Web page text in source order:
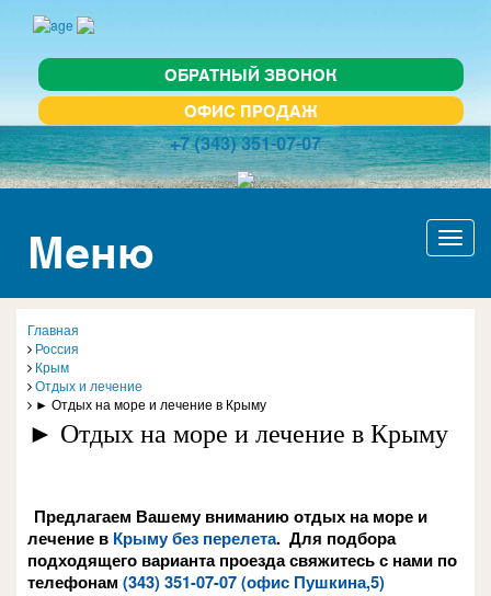
ОБРАТНЫЙ ЗВОНОК
ОФИС ПРОДАЖ
+7 (343) 351-07-07
Меню
Главная
Россия
Крым
Отдых и лечение
► Отдых на море и лечение в Крыму
► Отдых на море и лечение в Крыму
Предлагаем Вашему вниманию отдых на море и
лечение в Крымубез перелета. Для подбора
подходящего варианта проезда свяжитесь с нами по
телефонам (343) 351-07-07(офис Пушкина,5)